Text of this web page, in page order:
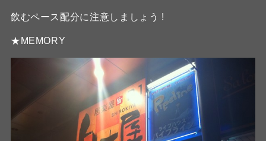
飲むペース配分に注意しましょう !
★MEMORY